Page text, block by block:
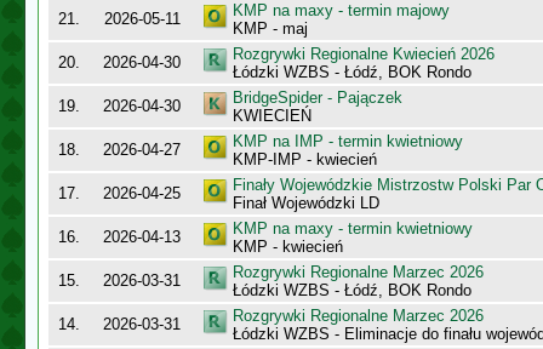
21.
2026-05-11
KMP na maxy - termin majowy
KMP - maj
20.
2026-04-30
Rozgrywki Regionalne Kwiecień 2026
Łódzki WZBS - Łódź, BOK Rondo
19.
2026-04-30
BridgeSpider - Pajączek
KWIECIEŃ
18.
2026-04-27
KMP na IMP - termin kwietniowy
KMP-IMP - kwiecień
17.
2026-04-25
Finały Wojewódzkie Mistrzostw Polski Par
Finał Wojewódzki LD
16.
2026-04-13
KMP na maxy - termin kwietniowy
KMP - kwiecień
15.
2026-03-31
Rozgrywki Regionalne Marzec 2026
Łódzki WZBS - Łódź, BOK Rondo
14.
2026-03-31
Rozgrywki Regionalne Marzec 2026
Łódzki WZBS - Eliminacje do finału